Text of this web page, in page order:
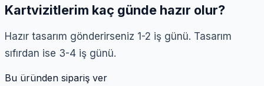
Kartvizitlerim kaç günde hazır olur?
Hazır tasarım gönderirseniz 1-2 iş günü. Tasarım
sıfırdan ise 3-4 iş günü.
Bu üründen sipariş ver